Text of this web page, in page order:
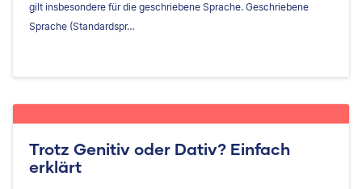
gilt insbesondere für die geschriebene Sprache. Geschriebene
Sprache (Standardspr…
Trotz Genitiv oder Dativ? Einfach
erklärt